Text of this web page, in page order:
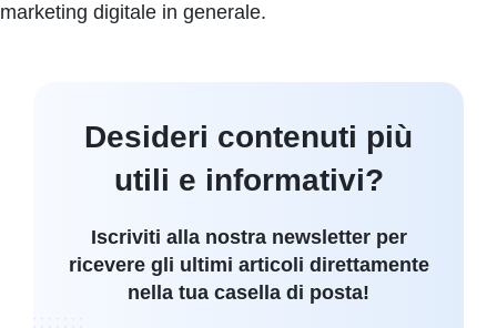
marketing digitale in generale.
Desideri contenuti più
utili e informativi?
Iscriviti alla nostra newsletter per
ricevere gli ultimi articoli direttamente
nella tua casella di posta!